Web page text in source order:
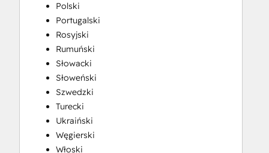
Polski
Portugalski
Rosyjski
Rumuński
Słowacki
Słoweński
Szwedzki
Turecki
Ukraiński
Węgierski
Włoski